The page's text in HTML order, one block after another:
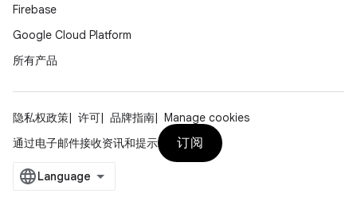
Firebase
Google Cloud Platform
所有产品
隐私权政策 许可 品牌指南
Manage cookies
通过电子邮件接收资讯和提示
订阅